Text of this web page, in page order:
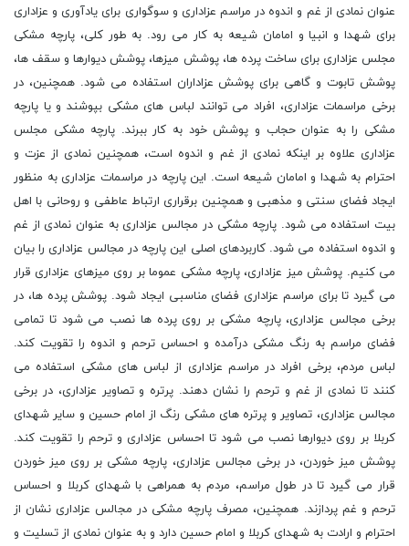
عنوان نمادی از غم و اندوه در مراسم عزاداری و سوگواری برای یادآوری و عزاداری
برای شهدا و انبیا و امامان شیعه به کار می رود. به طور کلی، پارچه مشکی
مجلس عزاداری برای ساخت پرده ها، پوشش میزها، پوشش دیوارها و سقف ها،
پوشش تابوت و گاهی برای پوشش عزاداران استفاده می شود. همچنین، در
برخی مراسمات عزاداری، افراد می توانند لباس های مشکی بپوشند و یا پارچه
مشکی را به عنوان حجاب و پوشش خود به کار ببرند. پارچه مشکی مجلس
عزاداری علاوه بر اینکه نمادی از غم و اندوه است، همچنین نمادی از عزت و
احترام به شهدا و امامان شیعه است. این پارچه در مراسمات عزاداری به منظور
ایجاد فضای سنتی و مذهبی و همچنین برقراری ارتباط عاطفی و روحانی با اهل
بیت استفاده می شود. پارچه مشکی در مجالس عزاداری به عنوان نمادی از غم
و اندوه استفاده می شود. کاربردهای اصلی این پارچه در مجالس عزاداری را بیان
می کنیم. پوشش میز عزاداری، پارچه مشکی عموما بر روی میزهای عزاداری قرار
می گیرد تا برای مراسم عزاداری فضای مناسبی ایجاد شود. پوشش پرده ها، در
برخی مجالس عزاداری، پارچه مشکی بر روی پرده ها نصب می شود تا تمامی
فضای مراسم به رنگ مشکی درآمده و احساس ترحم و اندوه را تقویت کند.
لباس مردم، برخی افراد در مراسم عزاداری از لباس های مشکی استفاده می
کنند تا نمادی از غم و ترحم را نشان دهند. پرتره و تصاویر عزاداری، در برخی
مجالس عزاداری، تصاویر و پرتره های مشکی رنگ از امام حسین و سایر شهدای
کربلا بر روی دیوارها نصب می شود تا احساس عزاداری و ترحم را تقویت کند.
پوشش میز خوردن، در برخی مجالس عزاداری، پارچه مشکی بر روی میز خوردن
قرار می گیرد تا در طول مراسم، مردم به همراهی با شهدای کربلا و احساس
ترحم و غم پردازند. همچنین، مصرف پارچه مشکی در مجالس عزاداری نشان از
احترام و ارادت به شهدای کربلا و امام حسین دارد و به عنوان نمادی از تسلیت و